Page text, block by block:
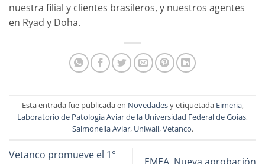
nuestra filial y clientes brasileros, y nuestros agentes
en Ryad y Doha.
Esta entrada fue publicada en Novedadesy etiquetada Eimeria,
Laboratorio de Patologia Aviar de la Universidad Federal de Goias,
Salmonella Aviar, Uniwall,Vetanco.
Vetanco promueve el 1°